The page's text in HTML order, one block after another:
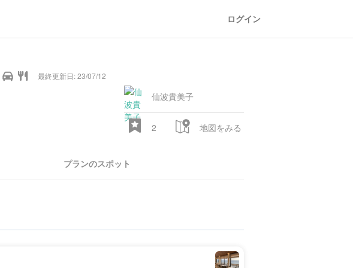
ログイン
最終更新日: 23/07/12
仙波貴美子
2 地図をみる
プランのスポット